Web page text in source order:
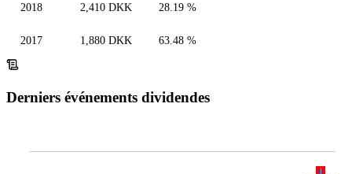
2018 2,410 DKK 28.19 %
2017 1,880 DKK 63.48 %
Derniers événements dividendes